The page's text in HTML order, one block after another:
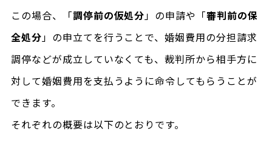
この場合、「調停前の仮処分 」の申請や「審判前の保
全処分 」の申立てを行うことで、婚姻費用の分担請求
調停などが成立していなくても、裁判所から相手方に
対して婚姻費用を支払うように命令してもらうことが
できます。
それぞれの概要は以下のとおりです。